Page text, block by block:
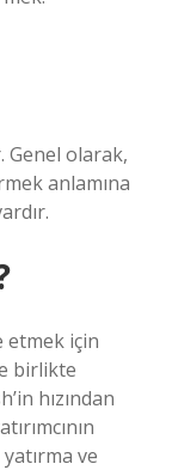
Genel olarak,
anlamına
etmek için
birlikte
hızından
ve